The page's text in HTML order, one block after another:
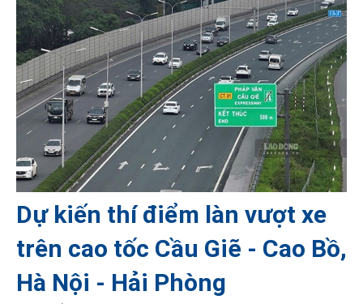
Dự kiến thí điểm làn vượt xe
trên cao tốc Cầu Giẽ - Cao Bồ,
Hà Nội - Hải Phòng